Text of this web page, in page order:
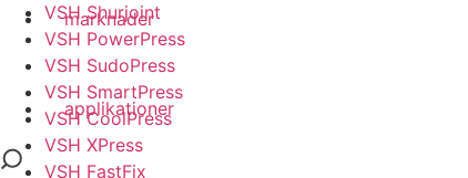
marknader
applikationer
VSH Shurjoint
VSH PowerPress
VSH SudoPress
VSH SmartPress
VSH CoolPress
VSH XPress
VSH FastFix